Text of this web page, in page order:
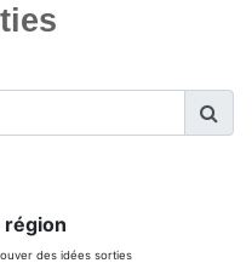
région
des idées sorties